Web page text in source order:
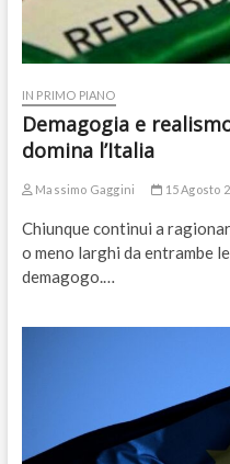
IN PRIMO PIANO
Demagogia e
domina l’Italia
Massimo Gaggini 15 Agosto
Chiunque continui a
o meno larghi da entrambe
demagogo.…